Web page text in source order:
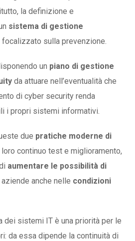
la definizione e
sistema di gestione
focalizzato sulla prevenzione.
un piano di gestione
da attuare nell’eventualità che
di cyber security renda
i propri sistemi informativi.
due pratiche moderne di
loro continuo test e miglioramento,
aumentare le possibilità di
anche nelle condizioni
dei sistemi IT è una priorità per le
da essa dipende la continuità di